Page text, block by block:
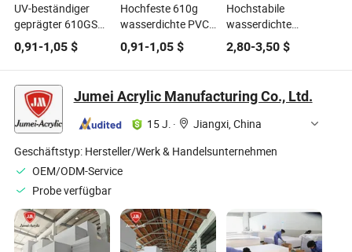
UV-beständiger
geprägter 610GSM
PVC-laminierter
Planenstoff für
wasserdichte
Trockenbeutel
0,91-1,05 $
Hochfeste 610g
wasserdichte PVC-
Plane für Taschen
0,91-1,05$
Hochstabile
wasserdichte
chlorbeständige
PVC-Plane
2,80-3,50$
Jumei Acrylic Manufacturing Co., Ltd.
15 J. ·
Jiangxi, China
Geschäftstyp: Hersteller/Werk & Handelsunternehmen
OEM/ODM-Service
Probe verfügbar